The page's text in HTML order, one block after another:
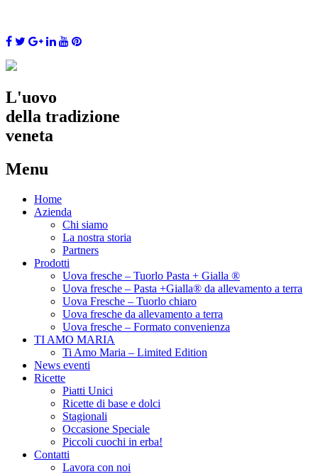
L'uovo
della tradizione
veneta
Menu
Skip
Home
Azienda
Chi siamo
La nostra storia
Partners
Prodotti
Uova fresche – Tuorlo Pasta + Gialla ®
Uova fresche – Pasta +Gialla® da allevamento a terra
Uova Fresche – Tuorlo chiaro
Uova fresche da allevamento a terra
Uova fresche – Formato convenienza
TI AMO MARIA
Ti Amo Maria – Limited Edition
News eventi
Ricette
Piatti Unici
Ricette di base e dolci
Stagionali
Occasione Speciale
Piccoli cuochi in erba!
Contatti
Lavora con noi